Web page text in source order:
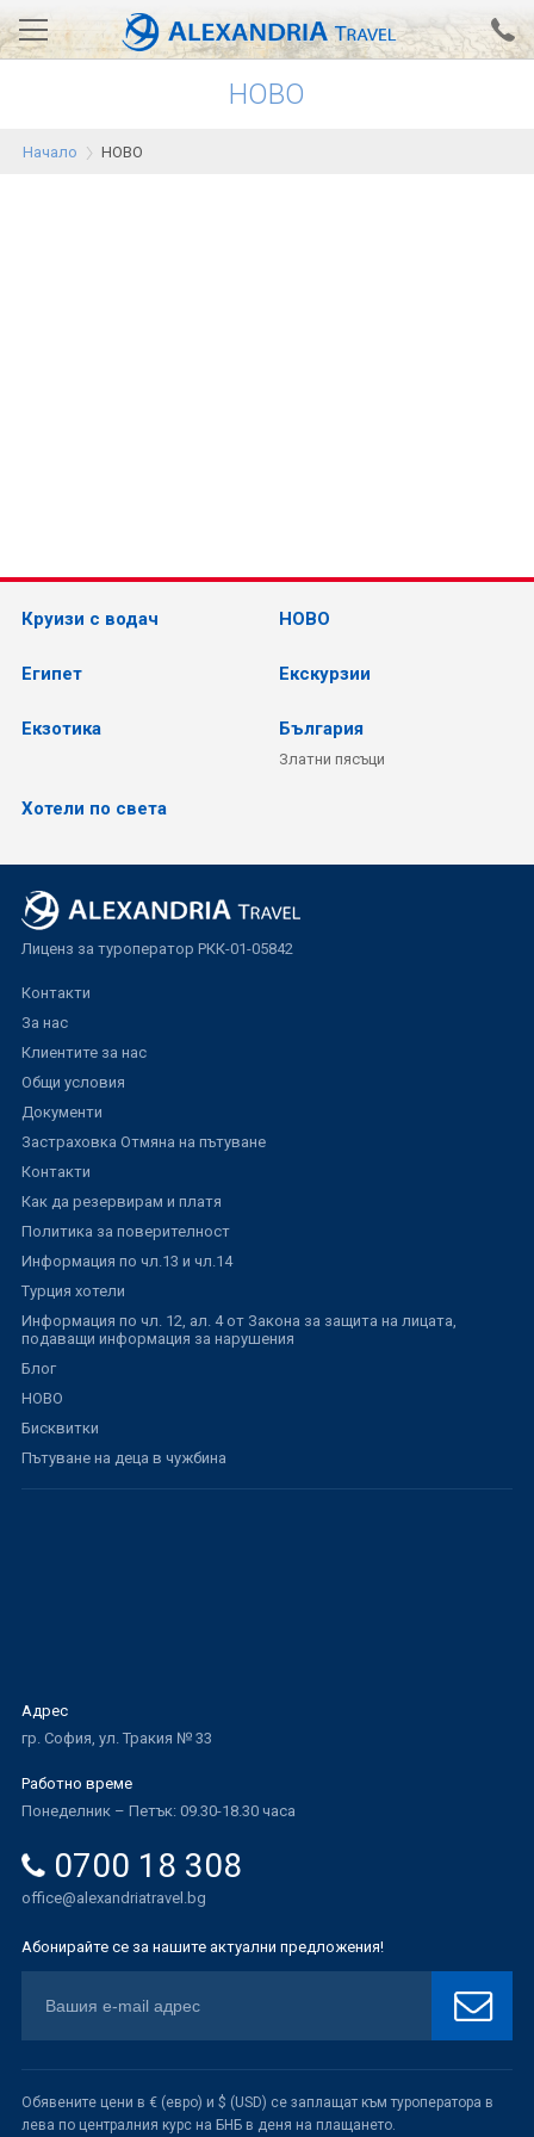
Проверка на резервация
АЛЕКСАНДРИЯ хотели
НОВО
Начало НОВО
Круизи с водач НОВО
Египет Екскурзии
Екзотика България
Златни пясъци
Хотели по света
Лиценз за туроператор РКК-01-05842
Контакти
За нас
Клиентите за нас
Общи условия
Документи
Застраховка Отмяна на пътуване
Контакти
Как да резервирам и платя
Политика за поверителност
Информация по чл.13 и чл.14
Турция хотели
Информация по чл. 12, ал. 4 от Закона за защита на лицата,
подаващи информация за нарушения
Блог
НОВО
Бисквитки
Пътуване на деца в чужбина
Адрес
гр. София, ул. Тракия № 33
Работно време
Понеделник – Петък: 09.30-18.30 часа
0700 18 308
office@alexandriatravel.bg
Абонирайте се за нашите актуални предложения!
Обявените цени в € (евро) и $ (USD) се заплащат към туроператора в
лева по централния курс на БНБ в деня на плащането.